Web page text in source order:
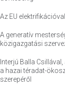
Az EU
A generatív
közigazgatási
Interjú Balla
a hazai téradat-
szerepéről